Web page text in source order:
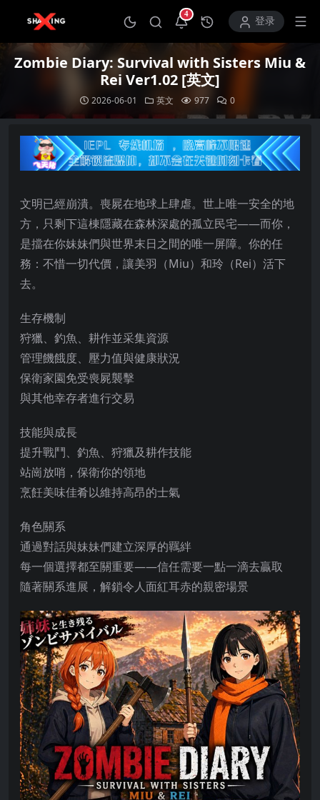
4
打开通知中心登录
Zombie Diary: Survival with Sisters Miu &
Rei Ver1.02 [英文]
2026-06-01 英文 977 0
文明已經崩潰。喪屍在地球上肆虐。世上唯一安全的地
方，只剩下這棟隱藏在森林深處的孤立民宅——而你，
是擋在你妹妹們與世界末日之間的唯一屏障。你的任
務：不惜一切代價，讓美羽（Miu）和玲（Rei）活下
去。
生存機制
狩獵、釣魚、耕作並采集資源
管理饑餓度、壓力值與健康狀況
保衛家園免受喪屍襲擊
與其他幸存者進行交易
技能與成長
提升戰鬥、釣魚、狩獵及耕作技能
站崗放哨，保衛你的領地
烹飪美味佳肴以維持高昂的士氣
角色關系
通過對話與妹妹們建立深厚的羈絆
每一個選擇都至關重要——信任需要一點一滴去贏取
隨著關系進展，解鎖令人面紅耳赤的親密場景